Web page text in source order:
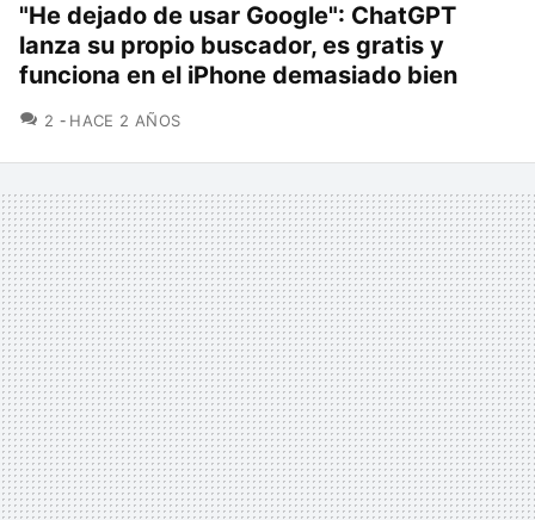
"He dejado de usar Google": ChatGPT
lanza su propio buscador, es gratis y
funciona en el iPhone demasiado bien
2 COMENTARIOS
HACE 2 AÑOS